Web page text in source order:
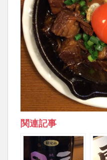
関連記事